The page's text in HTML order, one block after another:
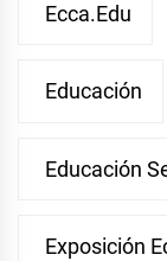
Ecca.edu
Educación
Educación
Exposición